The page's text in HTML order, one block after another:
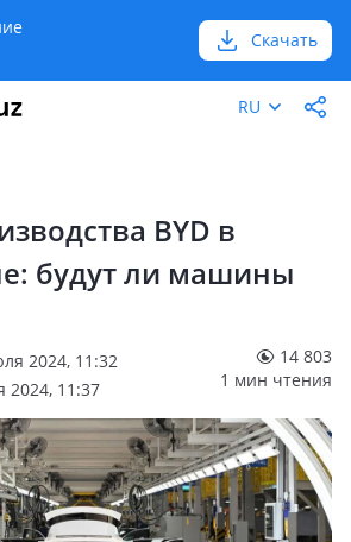
Скачать
RU
BYD в
будут ли машины
2024, 11:32
2024, 11:37
14 803
1 мин чтения